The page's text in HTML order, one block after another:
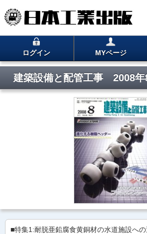
ログイン MYページ
建築設備と配管工事 2008
■特集1:耐脱亜鉛腐食黄銅材の水道施設への